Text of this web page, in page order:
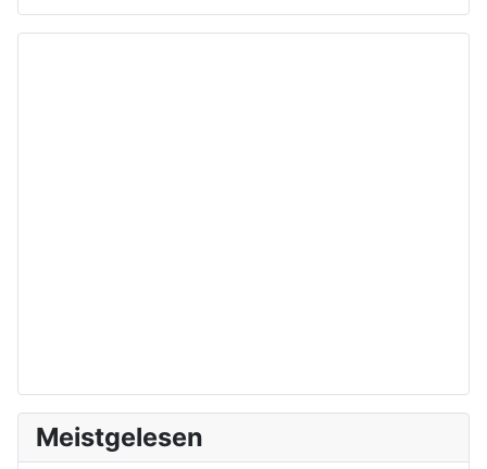
Meistgelesen